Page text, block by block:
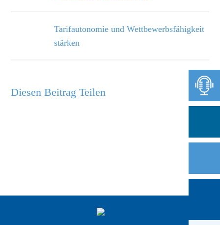
Tarifautonomie und Wettbewerbsfähigkeit
stärken
Diesen Beitrag Teilen